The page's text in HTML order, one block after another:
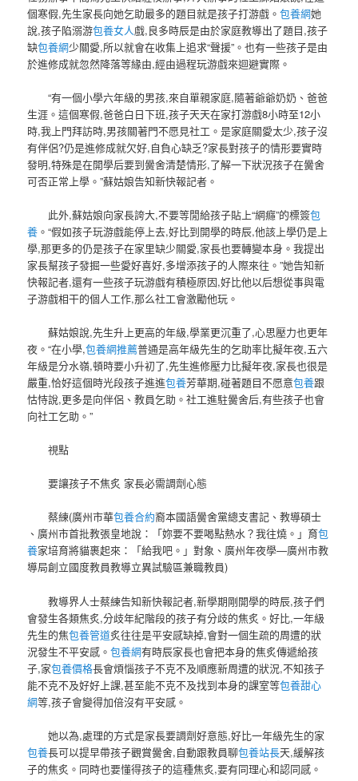
個寒假,先生家長向她乞助最多的題目就是孩子打游戲。包養網她
說,孩子陷溺游包養女人戲,良多時辰是由於家庭教導出了題目,孩子
缺包養網少關愛,所以就會在收集上追求“聲援”。也有一些孩子是由
於進修成就忽然降落等緣由,經由過程玩游戲來迴避實際。
“有一個小學六年級的男孩,來自單親家庭,隨著爺爺奶奶、爸爸
生涯。這個寒假,爸爸白日下班,孩子天天在家打游戲8小時至12小
時,我上門拜訪時,男孩關著門不愿見社工。是家庭關愛太少,孩子沒
有伴侶?仍是進修成就欠好,自負心缺乏?家長對孩子的情形要實時
發明,特殊是在開學后要到黌舍清楚情形,了解一下狀況孩子在黌舍
可否正常上學。”蘇姑娘告知新快報記者。
此外,蘇姑娘向家長誇大,不要等閒給孩子貼上“網癮”的標簽包
養 。“假如孩子玩游戲能停上去,好比到開學的時辰,他該上學仍是上
學,那更多的仍是孩子在家里缺少關愛,家長也要轉變本身。我提出
家長幫孩子發掘一些愛好喜好,多增添孩子的人際來往。”她告知新
快報記者,還有一些孩子玩游戲有積極原因,好比他以后想從事與電
子游戲相干的個人工作,那么社工會激勵他玩。
蘇姑娘說,先生升上更高的年級,學業更沉重了,心思壓力也更年
夜。“在小學,包養網推薦普通是高年級先生的乞助率比擬年夜,五六
年級是分水嶺,頓時要小升初了,先生進修壓力比擬年夜,家長也很是
嚴重,恰好這個時光段孩子進進包養芳華期,碰著題目不愿意包養跟
怙恃說,更多是向伴侶、教員乞助。社工進駐黌舍后,有些孩子也會
向社工乞助。”
視點
要讓孩子不焦炙 家長必需調劑心態
蔡練(廣州市華包養合約裔本國語黌舍黨總支書記、教導碩士
、廣州市首批教張皇地說：「妳要不要喝點熱水？我往燒。」育包
養家培育將貓裹起來：「給我吧。」對象、廣州年夜學—廣州市教
導局創立國度教員教導立異試驗區兼職教員)
教導界人士蔡練告知新快報記者,新學期剛開學的時辰,孩子們
會發生各類焦炙,分歧年紀階段的孩子有分歧的焦炙。好比,一年級
先生的焦包養管道炙往往是平安感缺掉,會對一個生疏的周遭的狀
況發生不平安感。包養網有時辰家長也會把本身的焦炙傳遞給孩
子,家包養價格長會煩惱孩子不克不及順應新周遭的狀況,不知孩子
能不克不及好好上課,甚至能不克不及找到本身的課室等包養甜心
網等,孩子會變得加倍沒有平安感。
她以為,處理的方式是家長要調劑好意態,好比一年級先生的家
包養長可以提早帶孩子觀賞黌舍,自動跟教員聊包養站長天,緩解孩
子的焦炙。同時也要懂得孩子的這種焦炙,要有同理心和認同感。